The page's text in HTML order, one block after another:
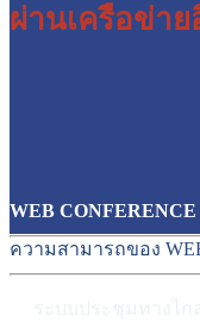
ผ่านเครือข่าย
WEB
ความสามารถของ